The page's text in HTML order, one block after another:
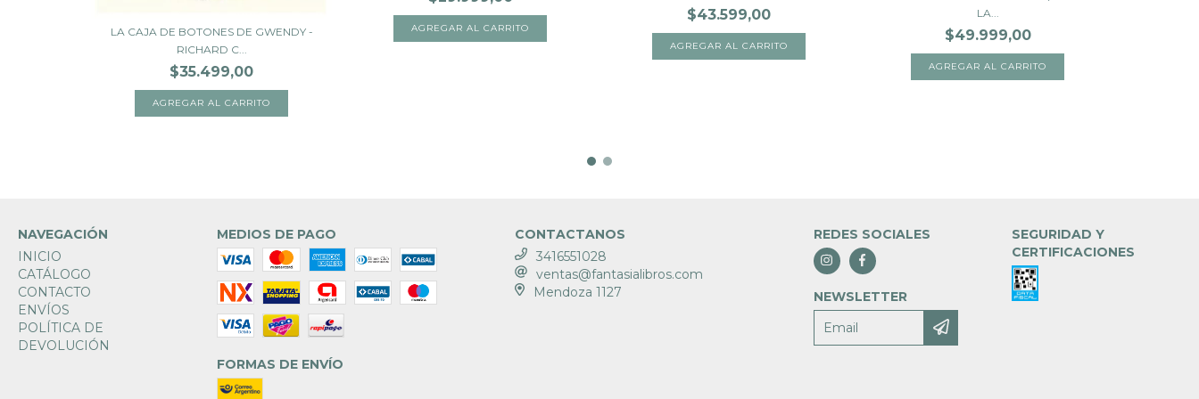
LA CAJA DE BOTONES DE GWENDY -
RICHARD C...
$35.499,00
$43.599,00
LA...
$49.999,00
NAVEGACIÓN
INICIO
CATÁLOGO
CONTACTO
ENVÍOS
POLÍTICA DE
DEVOLUCIÓN
MEDIOS DE PAGO
FORMAS DE ENVÍO
CONTACTANOS
3416551028
ventas@fantasialibros.com
Mendoza 1127
REDES SOCIALES
NEWSLETTER
SEGURIDAD Y
CERTIFICACIONES